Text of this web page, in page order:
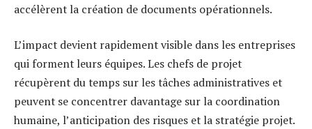
accélèrent la création de documents opérationnels.
L’impact devient rapidement visible dans les entreprises
qui forment leurs équipes. Les chefs de projet
récupèrent du temps sur les tâches administratives et
peuvent se concentrer davantage sur la coordination
humaine, l’anticipation des risques et la stratégie projet.